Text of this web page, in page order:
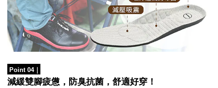
Point 04｜
減緩雙腳疲憊，防臭抗菌， 舒適好穿！